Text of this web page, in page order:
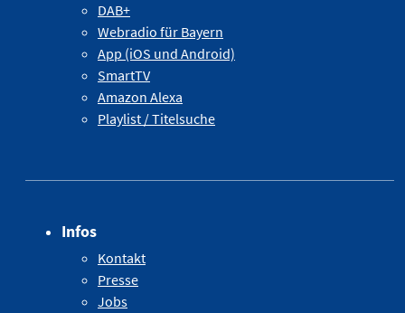
DAB+
Webradio für Bayern
App (iOS und Android)
SmartTV
Amazon Alexa
Playlist / Titelsuche
Infos
Kontakt
Presse
Jobs